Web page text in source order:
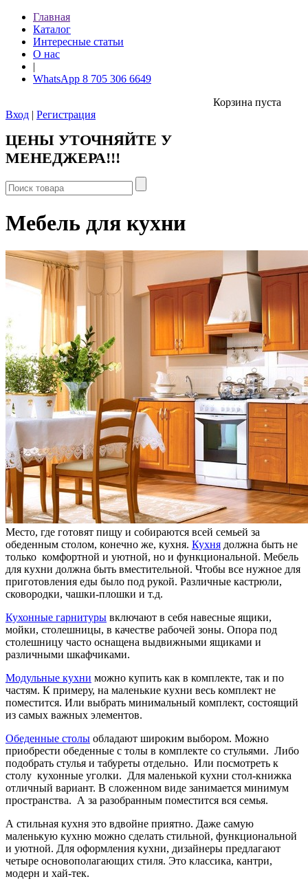
Главная
Каталог
Интересные статьи
О нас
|
WhatsApp 8 705 306 6649
Корзина пуста
Вход | Регистрация
ЦЕНЫ УТОЧНЯЙТЕ У
МЕНЕДЖЕРА!!!
Мебель для кухни
Место, где готовят пищу и собираются всей семьей за
обеденным столом, конечно же, кухня. Кухня должна быть не
только комфортной и уютной, но и функциональной. Мебель
для кухни должна быть вместительной. Чтобы все нужное для
приготовления еды было под рукой. Различные кастрюли,
сковородки, чашки-плошки и т.д.
Кухонные гарнитуры включают в себя навесные ящики,
мойки, столешницы, в качестве рабочей зоны. Опора под
столешницу часто оснащена выдвижными ящиками и
различными шкафчиками.
Модульные кухни можно купить как в комплекте, так и по
частям. К примеру, на маленькие кухни весь комплект не
поместится. Или выбрать минимальный комплект, состоящий
из самых важных элементов.
Обеденные столы обладают широким выбором. Можно
приобрести обеденные с толы в комплекте со стульями. Либо
подобрать стулья и табуреты отдельно. Или посмотреть к
столу кухонные уголки. Для маленькой кухни стол-книжка
отличный вариант. В сложенном виде занимается минимум
пространства. А за разобранным поместится вся семья.
А стильная кухня это вдвойне приятно. Даже самую
маленькую кухню можно сделать стильной, функциональной
и уютной. Для оформления кухни, дизайнеры предлагают
четыре основополагающих стиля. Это классика, кантри,
модерн и хай-тек.